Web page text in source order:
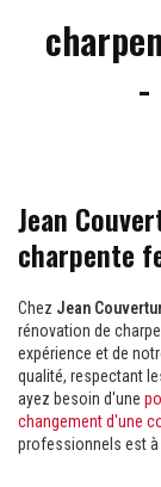
-
Jean
charpente
Chez Jean
rénovation de
expérience et de
qualité, respectant
ayez besoin d'une
changement d'une
professionnels est